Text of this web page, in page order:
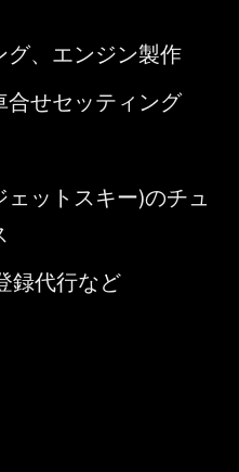
グ、エンジン製作
合せセッティング
ットスキー)のチュ
録代行など